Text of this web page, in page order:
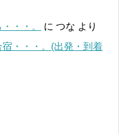
・・。
に つな より
宿・・・。(出発・到着